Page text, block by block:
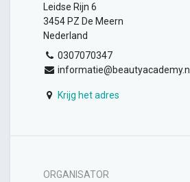
Leidse Rijn 6
3454 PZ De Meern
Nederland
0307070347
informatie@beautyacademy.nl
Krijg het adres
ORGANISATOR